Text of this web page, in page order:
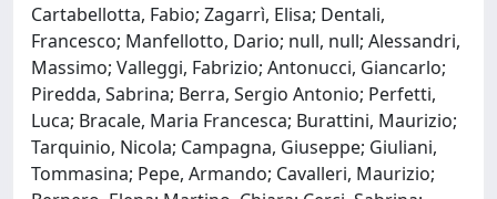
Cartabellotta, Fabio; Zagarrì, Elisa; Dentali,
Francesco; Manfellotto, Dario; null, null; Alessandri,
Massimo; Valleggi, Fabrizio; Antonucci, Giancarlo;
Piredda, Sabrina; Berra, Sergio Antonio; Perfetti,
Luca; Bracale, Maria Francesca; Burattini, Maurizio;
Tarquinio, Nicola; Campagna, Giuseppe; Giuliani,
Tommasina; Pepe, Armando; Cavalleri, Maurizio;